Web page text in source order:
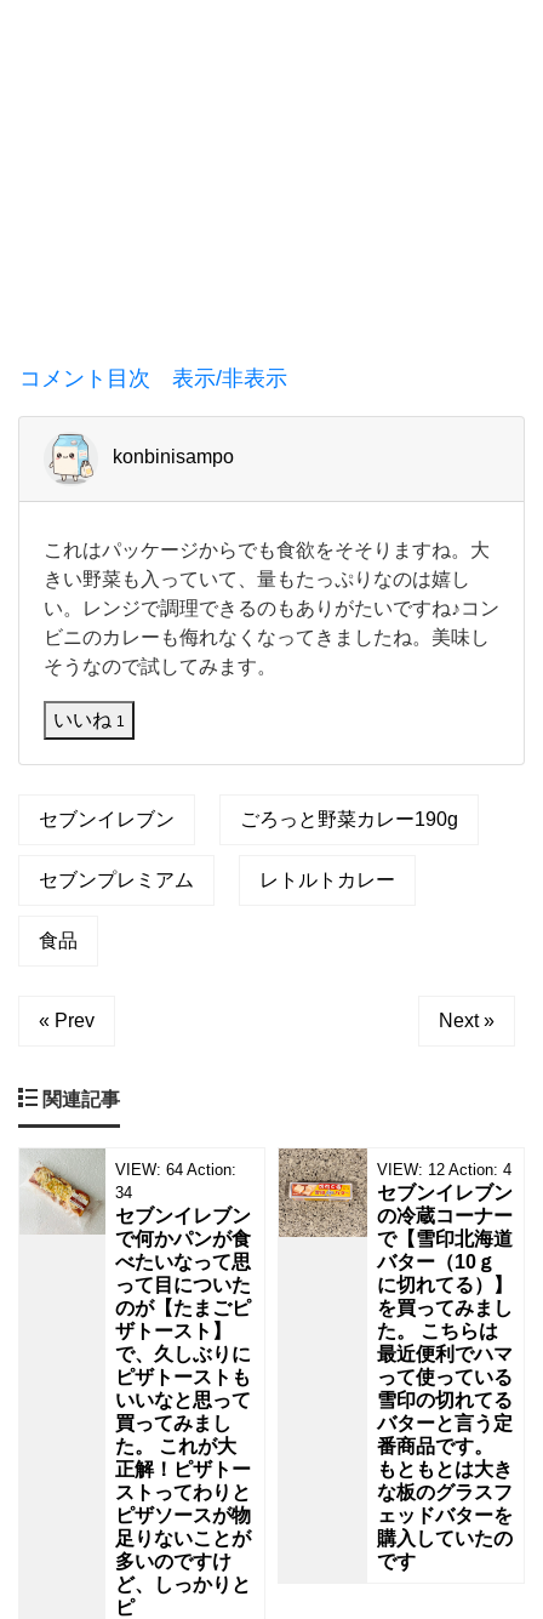
コメント目次 表示/非表示
konbinisampo
こ
れ
は
パ
ッ
ケ
ジ
か
食
を
そ
り
ね
。
い
野
菜
も
入
これはパッケージからでも食欲をそそりますね。大
きい野菜も入っていて、量もたっぷりなのは嬉し
い。レンジで調理できるのもありがたいですね♪コン
ビニのカレーも侮れなくなってきましたね。美味し
そうなので試してみます。
いいね 1
セブンイレブン ごろっと野菜カレー190g
セブンプレミアム レトルトカレー
食品
« Prev Next »
関連記事
VIEW: 64 Action:
34
セブンイレブン
で何かパンが食
べたいなって思
って目についた
のが【たまごピ
ザトースト】
で、久しぶりに
ピザトーストも
いいなと思って
買ってみまし
た。 これが大
正解！ピザトー
ストってわりと
ピザソースが物
足りないことが
多いのですけ
ど、しっかりと
ピ
VIEW: 12 Action: 4
セブンイレブン
の冷蔵コーナー
で【雪印北海道
バター（10ｇ
に切れてる）】
を買ってみまし
た。 こちらは
最近便利でハマ
って使っている
雪印の切れてる
バターと言う定
番商品です。
もともとは大き
な板のグラスフ
ェッドバターを
購入していたの
です